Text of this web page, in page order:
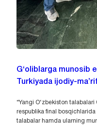
G‘oliblarga munosib
Turkiyada ijodiy-
“Yangi O‘zbekiston
respublika final
talabalar hamda ularning